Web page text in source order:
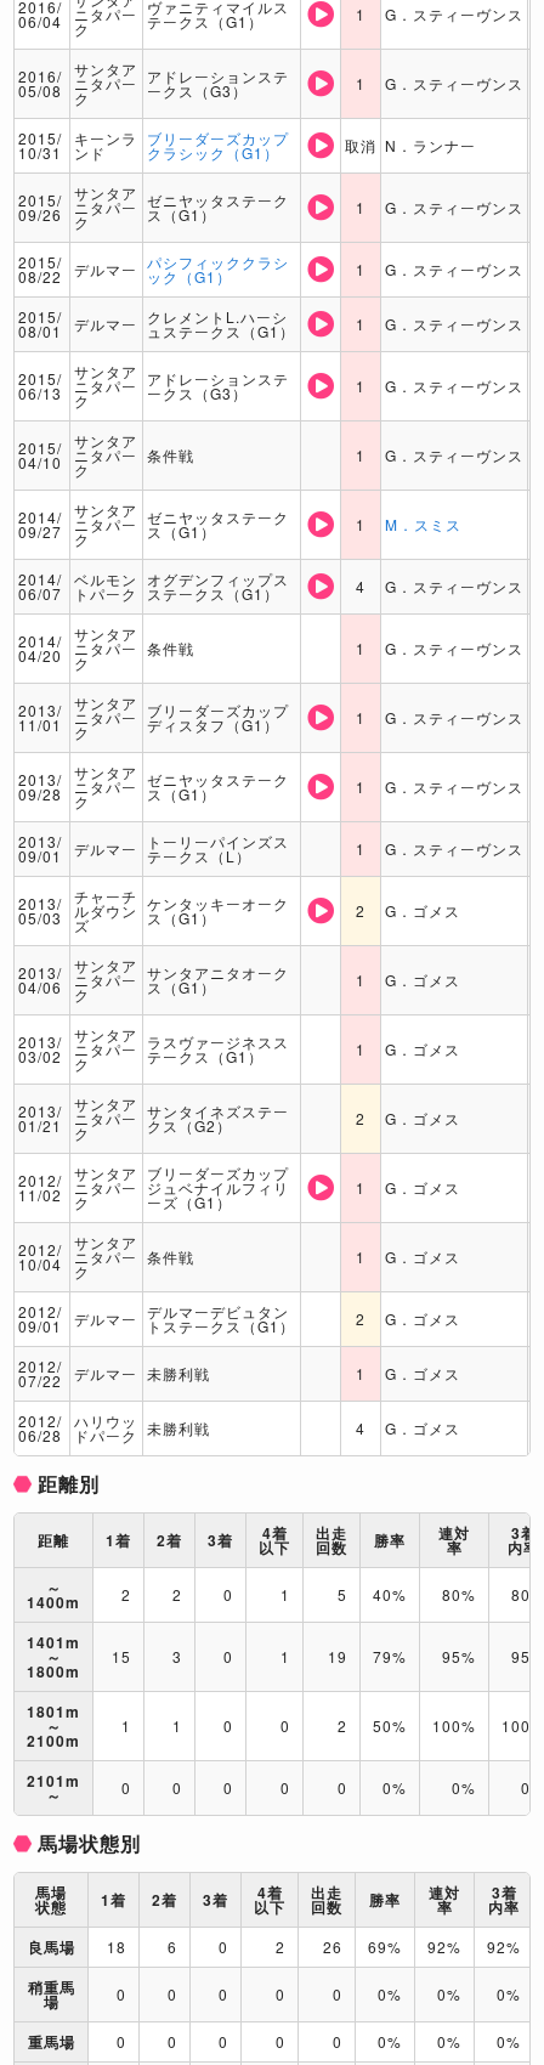
2016/
06/04 ニタパー
ク
ヴァニティマイルス
テークス（G1） 1 G．スティーヴンス
2016/
05/08
サンタア
ニタパー
ク
アドレーションステ
ークス（G3） 1 G．スティーヴンス
2015/
10/31
キーンラ
ンド
ブリーダーズカップ
クラシック（G1） 取消 N．ランナー
2015/
09/26
サンタア
ニタパー
ク
ゼニヤッタステーク
ス（G1） 1 G．スティーヴンス
2015/
08/22 デルマー パシフィッククラシ
ック（G1） 1 G．スティーヴンス
2015/
08/01 デルマー クレメントL.ハーシ
ュステークス（G1） 1 G．スティーヴンス
2015/
06/13
サンタア
ニタパー
ク
アドレーションステ
ークス（G3） 1 G．スティーヴンス
2015/
04/10
サンタア
ニタパー
ク
条件戦 1 G．スティーヴンス
2014/
09/27
サンタア
ニタパー
ク
ゼニヤッタステーク
ス（G1） 1 M．スミス
2014/
06/07
ベルモン
トパーク
オグデンフィップス
ステークス（G1） 4 G．スティーヴンス
2014/
04/20
サンタア
ニタパー
ク
条件戦 1 G．スティーヴンス
2013/
11/01
サンタア
ニタパー
ク
ブリーダーズカップ
ディスタフ（G1） 1 G．スティーヴンス
2013/
09/28
サンタア
ニタパー
ク
ゼニヤッタステーク
ス（G1） 1 G．スティーヴンス
2013/
09/01 デルマー トーリーパインズス
テークス（L） 1 G．スティーヴンス
2013/
05/03
チャーチ
ルダウン
ズ
ケンタッキーオーク
ス（G1） 2 G．ゴメス
2013/
04/06
サンタア
ニタパー
ク
サンタアニタオーク
ス（G1） 1 G．ゴメス
2013/
03/02
サンタア
ニタパー
ク
ラスヴァージネスス
テークス（G1） 1 G．ゴメス
2013/
01/21
サンタア
ニタパー
ク
サンタイネズステー
クス（G2） 2 G．ゴメス
2012/
11/02
サンタア
ニタパー
ク
ブリーダーズカップ
ジュベナイルフィリ
ーズ（G1）
1 G．ゴメス
2012/
10/04
サンタア
ニタパー
ク
条件戦 1 G．ゴメス
2012/
09/01 デルマー デルマーデビュタン
トステークス（G1） 2 G．ゴメス
2012/
07/22 デルマー 未勝利戦 1 G．ゴメス
2012/
06/28
ハリウッ
ドパーク 未勝利戦 4 G．ゴメス
距離別
距離 1着 2着 3着 4着
以下
出走
回数 勝率 連対
率
3着
内率
～
1400m 2 2 0 1 5 40% 80%
1401m
～
1800m
15 3 0 1 19 79% 95%
1801m
～
2100m
1 1 0 0 2 50% 100%
2101m
～ 0 0 0 0 0 0% 0%
馬場状態別
馬場
状態 1着 2着 3着 4着
以下
出走
回数 勝率 連対
率
3着
内率
良馬場
18 6 0 2 26 69% 92% 92%
稍重馬
場 0 0 0 0 0 0% 0% 0%
重馬場 0 0 0 0 0 0% 0% 0%